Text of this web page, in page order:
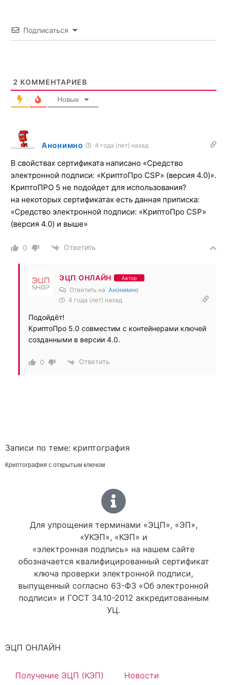
Установите программу которая заранее напомнит об
окончании сроков!
Установить бесплатно
Подписаться
2 КОММЕНТАРИЕВ
Новые
Анонимно 4 года (лет) назад
В свойствах сертификата написано «Средство
электронной подписи: «КриптоПро CSP» (версия 4.0)».
КриптоПРО 5 не подойдет для использования?
на некоторых сертификатах есть данная приписка:
«Средство электронной подписи: «КриптоПро CSP»
(версия 4.0) и выше»
0 Ответить
ЭЦП ОНЛАЙН Автор
Ответить на Анонимно
4 года (лет) назад
Подойдёт!
КриптоПро 5.0 совместим с контейнерами ключей
созданными в версии 4.0.
0 Ответить
Записи по теме: криптография
Криптография с открытым ключом
Для упрощения терминами «ЭЦП», «ЭП»,
«УКЭП», «КЭП» и
«электронная подпись» на нашем сайте
обозначается квалифицированный сертификат
ключа проверки электронной подписи,
выпущенный согласно 63-ФЗ «Об электронной
подписи» и ГОСТ 34.10-2012 аккредитованным
УЦ.
ЭЦП ОНЛАЙН
Получение ЭЦП (КЭП) Новости